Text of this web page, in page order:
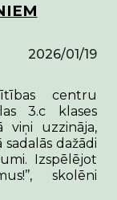
2026/01/19
centru
3.c klases
viņi uzzināja,
dažādi
Izspēlējot
skolēni